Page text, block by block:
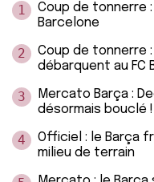
1
Coup de tonnerre
Barcelone
2
Coup de tonnerre
débarquent au FC
3
Mercato Barça :
désormais bouclé !
4
Officiel : le Barça
milieu de terrain